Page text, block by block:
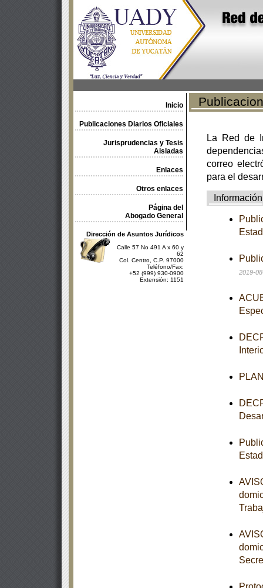
Inicio
Publicaciones Diarios Oficiales
Jurisprudencias y Tesis
Aisladas
Enlaces
Otros enlaces
Página del
Abogado General
Dirección de Asuntos Jurídicos
Calle 57 No 491 A x 60 y
62
Col. Centro, C.P. 97000
Teléfono/Fax:
+52 (999) 930-0900
Extensión: 1151
La Red de
correo
para el
Información
2019-